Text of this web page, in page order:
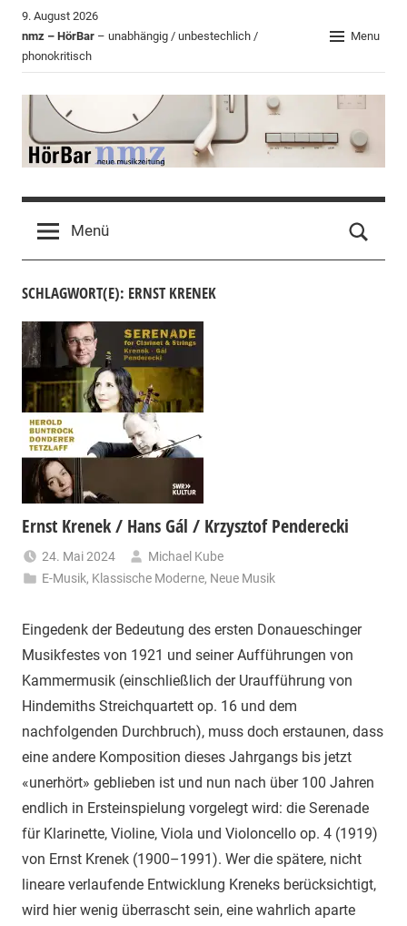
Zum
Inhalt
springen
9. August 2026
nmz – HörBar – unabhängig / unbestechlich /
phonokritisch
Menu
HörBar
der
nmz
Menü
SCHLAGWORT(E): ERNST KRENEK
Ernst Krenek / Hans Gál / Krzysztof Penderecki
24. Mai 2024
Michael Kube
E-Musik, Klassische Moderne, Neue Musik
Eingedenk der Bedeutung des ersten Donaueschinger
Musikfestes von 1921 und seiner Aufführungen von
Kammermusik (einschließlich der Uraufführung von
Hindemiths Streichquartett op. 16 und dem
nachfolgenden Durchbruch), muss doch erstaunen, dass
eine andere Komposition dieses Jahrgangs bis jetzt
«unerhört» geblieben ist und nun nach über 100 Jahren
endlich in Ersteinspielung vorgelegt wird: die Serenade
für Klarinette, Violine, Viola und Violoncello op. 4 (1919)
von Ernst Krenek (1900–1991). Wer die spätere, nicht
lineare verlaufende Entwicklung Kreneks berücksichtigt,
wird hier wenig überrascht sein, eine wahrlich aparte